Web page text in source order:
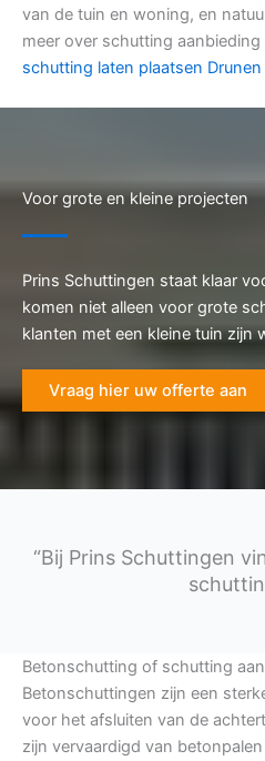
van de tuin en woning, en
meer over schutting
schutting laten plaatsen Drunen
Voor grote en kleine projecten
Prins Schuttingen staat klaar
komen niet alleen voor grote
klanten met een kleine tuin zijn
Vraag hier uw offerte aan
“Bij Prins Schuttingen
Betonschutting of schutting
Betonschuttingen zijn een
voor het afsluiten van de
zijn vervaardigd van